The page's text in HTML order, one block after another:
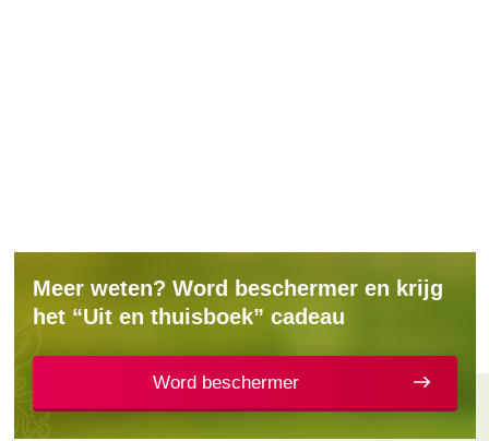
Meer weten? Word beschermer en krijg
het “Uit en thuisboek” cadeau
Word beschermer